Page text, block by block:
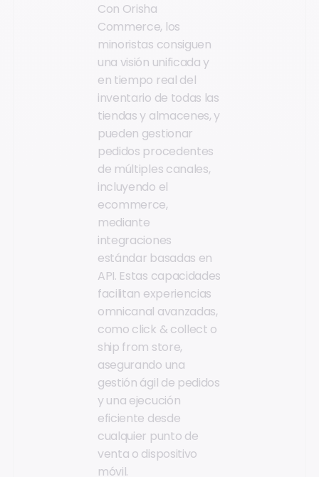
Con Orisha
Commerce, los
minoristas consiguen
una visión unificada y
en tiempo real del
inventario de todas las
tiendas y almacenes, y
pueden gestionar
pedidos procedentes
de múltiples canales,
incluyendo el
ecommerce,
mediante
integraciones
estándar basadas en
API. Estas capacidades
facilitan experiencias
omnicanal avanzadas,
como click & collect o
ship from store,
asegurando una
gestión ágil de pedidos
y una ejecución
eficiente desde
cualquier punto de
venta o dispositivo
móvil.